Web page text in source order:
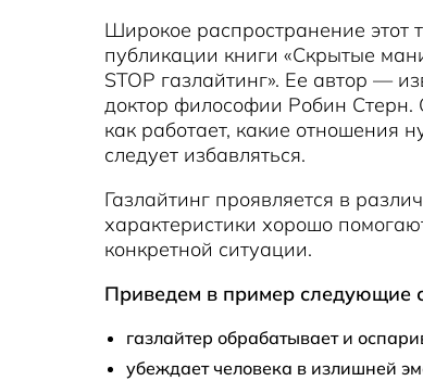
Широкое распространение этот
публикации книги «Скрытые
STOP газлайтинг». Ее автор —
доктор философии Робин Стерн.
как работает, какие отношения
следует избавляться.
Газлайтинг проявляется в
характеристики хорошо
конкретной ситуации.
Приведем в пример следующие
газлайтер обрабатывает и
убеждает человека в излишней